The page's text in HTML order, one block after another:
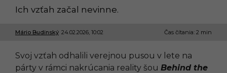
Ich vzťah začal nevinne.
Mário Budinský 24.02.2026, 10:02
2
0
2
Čas čítania: 2 min
Svoj vzťah odhalili verejnou pusou v lete na
párty v rámci nakrúcania reality šou Behind the